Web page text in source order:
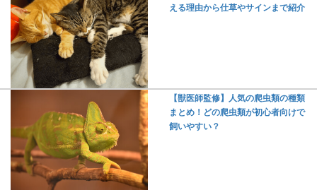
える理由から仕草やサインまで紹介
【獣医師監修】人気の爬虫類の種類
まとめ！どの爬虫類が初心者向けで
飼いやすい？